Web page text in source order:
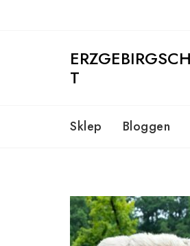
T
Sklep Bloggen